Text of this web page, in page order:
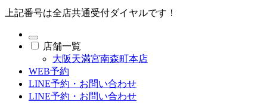
上記番号は全店共通受付ダイヤルです！
店舗一覧
大阪天満宮南森町本店
WEB予約
LINE予約・お問い合わせ
LINE予約・お問い合わせ